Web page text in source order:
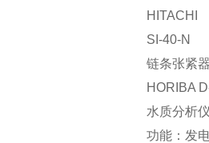
HITACHI
SI-40-N
链条张紧器
HORIBA
水质分析仪
功能：发